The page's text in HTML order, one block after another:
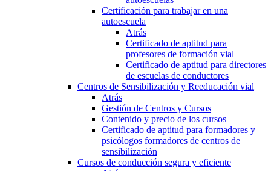
Certificación para trabajar en una
autoescuela
Atrás
Certificado de aptitud para
profesores de formación vial
Certificado de aptitud para directores
de escuelas de conductores
Centros de Sensibilización y Reeducación vial
Atrás
Gestión de Centros y Cursos
Contenido y precio de los cursos
Certificado de aptitud para formadores y
psicólogos formadores de centros de
sensibilización
Cursos de conducción segura y eficiente